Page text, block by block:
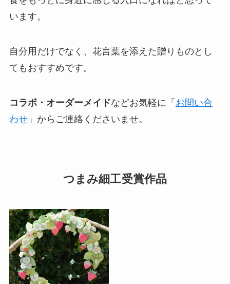
います。
自分用だけでなく、花言葉を添えた贈りものとし
てもおすすめです。
コラボ・オーダーメイドなどお気軽に「 お問い合
わせ」からご連絡くださいませ。
つまみ細工受賞作品